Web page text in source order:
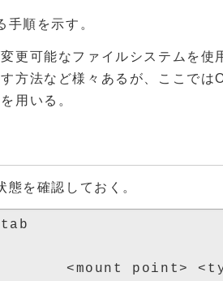
順を示す。
更可能なファイルシステムを使
方法など様々あるが、ここでは
用いる。
を確認しておく。
<mount point>